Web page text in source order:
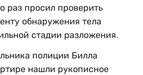
раз просил проверить
обнаружения тела
стадии разложения.
полиции Билла
нашли рукописное